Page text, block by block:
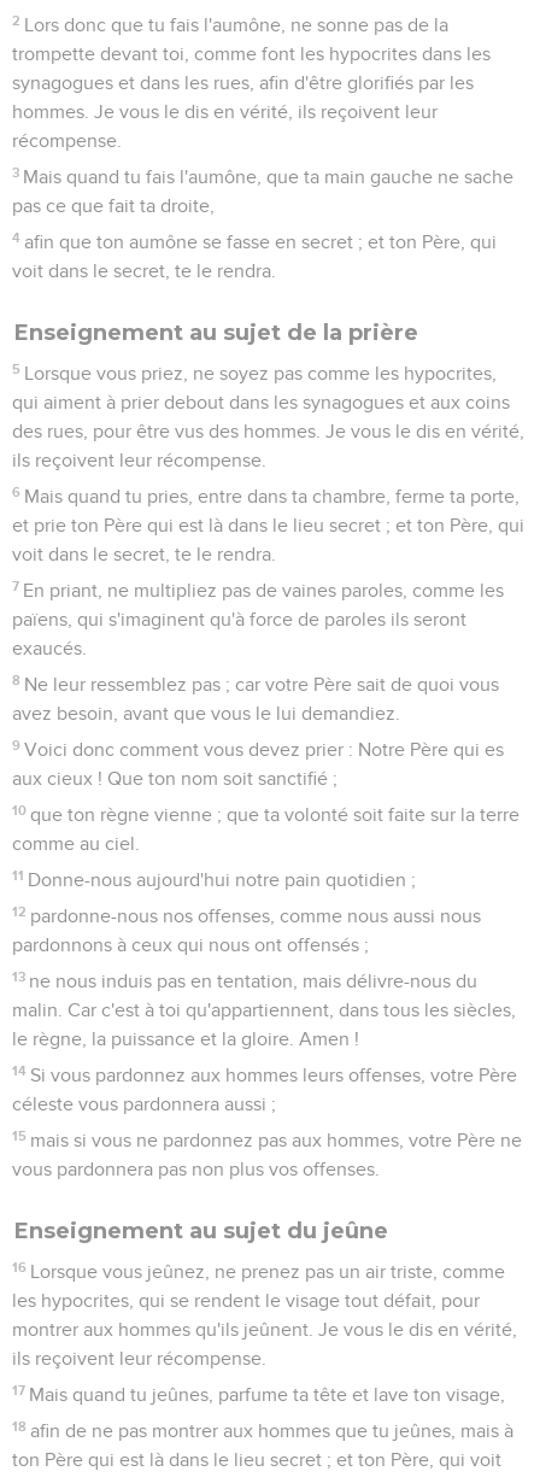
2 Lors donc que tu fais l'aumône, ne sonne pas de la
trompette devant toi, comme font les hypocrites dans les
synagogues et dans les rues, afin d'être glorifiés par les
hommes. Je vous le dis en vérité, ils reçoivent leur
récompense.
3 Mais quand tu fais l'aumône, que ta main gauche ne sache
pas ce que fait ta droite,
4 afin que ton aumône se fasse en secret ; et ton Père, qui
voit dans le secret, te le rendra.
Enseignement au sujet de la prière
5 Lorsque vous priez, ne soyez pas comme les hypocrites,
qui aiment à prier debout dans les synagogues et aux coins
des rues, pour être vus des hommes. Je vous le dis en vérité,
ils reçoivent leur récompense.
6 Mais quand tu pries, entre dans ta chambre, ferme ta porte,
et prie ton Père qui est là dans le lieu secret ; et ton Père, qui
voit dans le secret, te le rendra.
7 En priant, ne multipliez pas de vaines paroles, comme les
païens, qui s'imaginent qu'à force de paroles ils seront
exaucés.
8 Ne leur ressemblez pas ; car votre Père sait de quoi vous
avez besoin, avant que vous le lui demandiez.
9 Voici donc comment vous devez prier : Notre Père qui es
aux cieux ! Que ton nom soit sanctifié ;
10 que ton règne vienne ; que ta volonté soit faite sur la terre
comme au ciel.
11 Donne-nous aujourd'hui notre pain quotidien ;
12 pardonne-nous nos offenses, comme nous aussi nous
pardonnons à ceux qui nous ont offensés ;
13 ne nous induis pas en tentation, mais délivre-nous du
malin. Car c'est à toi qu'appartiennent, dans tous les siècles,
le règne, la puissance et la gloire. Amen !
14 Si vous pardonnez aux hommes leurs offenses, votre Père
céleste vous pardonnera aussi ;
15 mais si vous ne pardonnez pas aux hommes, votre Père ne
vous pardonnera pas non plus vos offenses.
Enseignement au sujet du jeûne
16 Lorsque vous jeûnez, ne prenez pas un air triste, comme
les hypocrites, qui se rendent le visage tout défait, pour
montrer aux hommes qu'ils jeûnent. Je vous le dis en vérité,
ils reçoivent leur récompense.
17 Mais quand tu jeûnes, parfume ta tête et lave ton visage,
18 afin de ne pas montrer aux hommes que tu jeûnes, mais à
ton Père qui est là dans le lieu secret ; et ton Père, qui voit